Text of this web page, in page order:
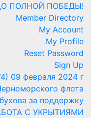
ПОЛНОЙ ПОБЕДЫ!
Member Directory
My Account
My Profile
Reset Password
Sign Up
09 февраля 2024 г
флота
за поддержку
С УКРЫТИЯМИ